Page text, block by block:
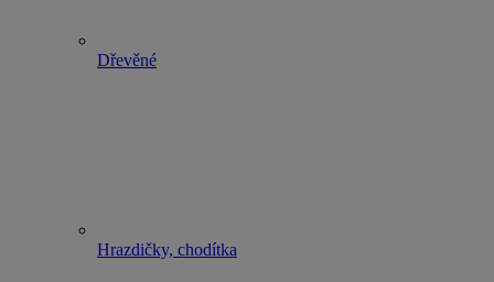
Dřevěné
Hrazdičky, chodítka